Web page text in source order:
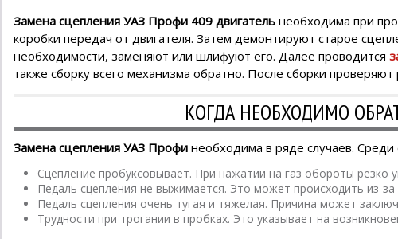
Замена сцепления УАЗ Профи 409 двигатель необходима при
коробки передач от двигателя. Затем демонтируют старое
необходимости, заменяют или шлифуют его. Далее проводится
также сборку всего механизма обратно. После сборки
КОГДА НЕОБХОДИМО
Замена сцепления УАЗ Профи необходима в ряде случаев. Среди
Сцепление пробуксовывает. При нажатии на газ обороты
Педаль сцепления не выжимается. Это может происходить из-
Педаль сцепления очень тугая и тяжелая. Причина может
Трудности при трогании в пробках. Это указывает на